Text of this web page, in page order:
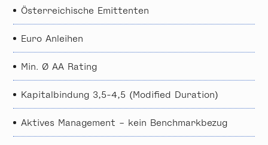
Österreichische Emittenten
Euro Anleihen
Min. Ø AA Rating
Kapitalbindung 3,5-4,5 (Modified Duration)
Aktives Management – kein Benchmarkbezug